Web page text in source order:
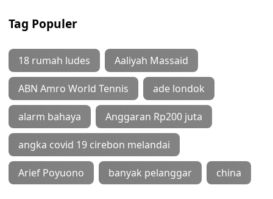
Tag Populer
18 rumah ludes Aaliyah Massaid
ABN Amro World Tennis ade londok
alarm bahaya Anggaran Rp200 juta
angka covid 19 cirebon melandai
Arief Poyuono banyak pelanggar china